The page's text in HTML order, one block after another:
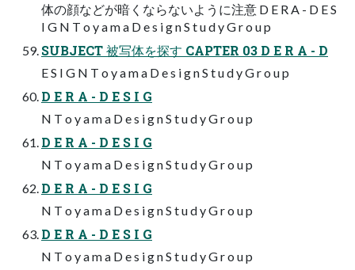
体の顔などが暗くならないように注意 D E R A - D E S
I G N T o y a m a D e s i g n S t u d y G r o u p
SUBJECT 被写体を探す CAPTER 03 D E R A - D
E S I G N T o y a m a D e s i g n S t u d y G r o u p
D E R A - D E S I G
N T o y a m a D e s i g n S t u d y G r o u p
D E R A - D E S I G
N T o y a m a D e s i g n S t u d y G r o u p
D E R A - D E S I G
N T o y a m a D e s i g n S t u d y G r o u p
D E R A - D E S I G
N T o y a m a D e s i g n S t u d y G r o u p